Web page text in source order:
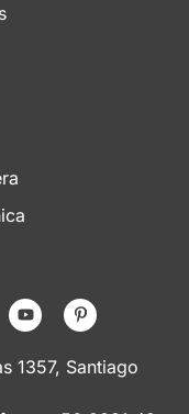
1357, Santiago